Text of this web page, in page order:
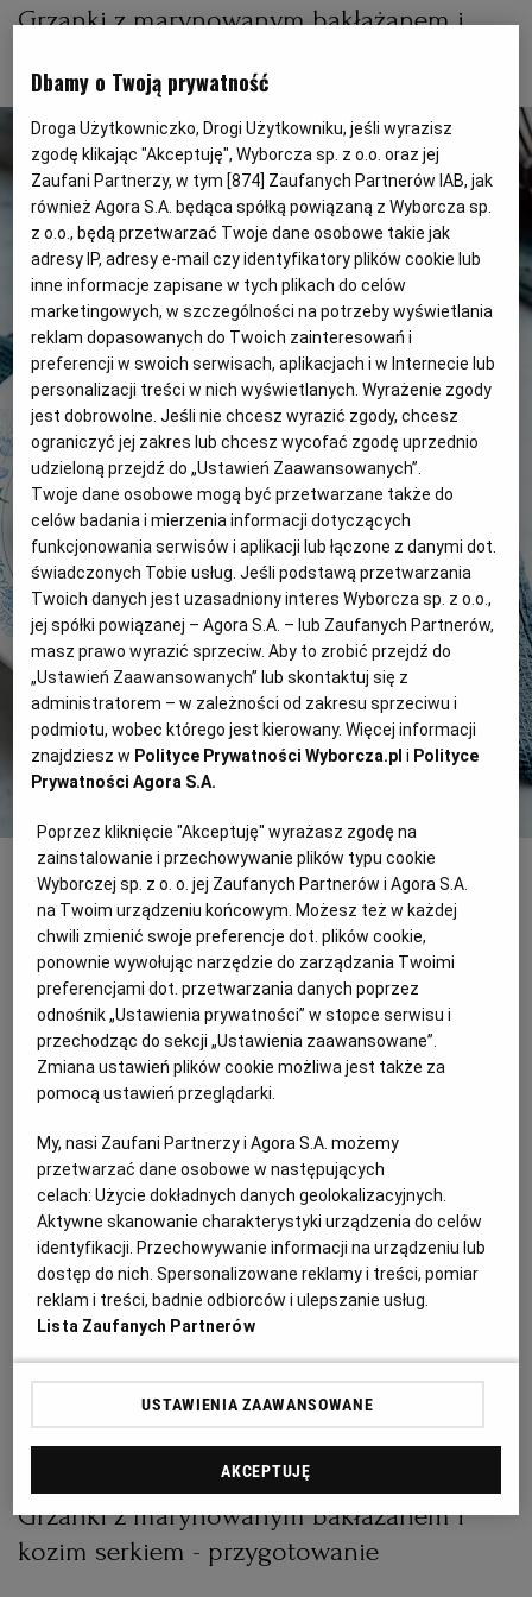
ŁÓDŹ
OLSZTYN
OPOLE
PŁOCK
POZNAŃ
RADOM
RYBNIK
RZESZÓW
SOSNOWIEC
SZCZECIN
TRÓJMIASTO
WAŁBRZYCH
WARSZAWA
WROCŁAW
ZAKOPANE
ZIELONA GÓRA
PUBLIO.PL
KULTURALNYSKLEP.PL
DZIECKO
ZDROWIE
POGODA
PODRÓŻE
WIDEO
FORUM
Grzanki z marynowanym bakłażanem i
Grzanki z marynowanym bakłażanem i kozim serkiemDominikaWojciak
Na 4 porcje
Przygotowanie: 30 minut
Grzanki z marynowanym bakłażanem i
kozim serkiem - składniki
2 średnie bakłażany
100 ml oliwy
100 g ziaren słonecznika
pęczek natki pietruszki
2 łyżki octu z czerwonego wina
4 kromki chleba na zakwasie, najlepiej pszennego lub
100 g koziego twarożku
Grzanki z marynowanym bakłażanem i
kozim serkiem - przygotowanie
Dbamy o Twoją prywatność
Droga Użytkowniczko, Drogi Użytkowniku, jeśli wyrazisz
zgodę klikając "Akceptuję", Wyborcza sp. z o.o. oraz jej
Zaufani Partnerzy, w tym [874] Zaufanych Partnerów IAB, jak
również Agora S.A. będąca spółką powiązaną z Wyborcza sp.
z o.o., będą przetwarzać Twoje dane osobowe takie jak
adresy IP, adresy e-mail czy identyfikatory plików cookie lub
inne informacje zapisane w tych plikach do celów
marketingowych, w szczególności na potrzeby wyświetlania
reklam dopasowanych do Twoich zainteresowań i
preferencji w swoich serwisach, aplikacjach i w Internecie lub
personalizacji treści w nich wyświetlanych. Wyrażenie zgody
jest dobrowolne. Jeśli nie chcesz wyrazić zgody, chcesz
ograniczyć jej zakres lub chcesz wycofać zgodę uprzednio
udzieloną przejdź do „Ustawień Zaawansowanych”.
Twoje dane osobowe mogą być przetwarzane także do
celów badania i mierzenia informacji dotyczących
funkcjonowania serwisów i aplikacji lub łączone z danymi dot.
świadczonych Tobie usług. Jeśli podstawą przetwarzania
Twoich danych jest uzasadniony interes Wyborcza sp. z o.o.,
jej spółki powiązanej – Agora S.A. – lub Zaufanych Partnerów,
masz prawo wyrazić sprzeciw. Aby to zrobić przejdź do
„Ustawień Zaawansowanych” lub skontaktuj się z
administratorem – w zależności od zakresu sprzeciwu i
podmiotu, wobec którego jest kierowany. Więcej informacji
znajdziesz w Polityce Prywatności Wyborcza.pl i Polityce
Prywatności Agora S.A.
Poprzez kliknięcie "Akceptuję" wyrażasz zgodę na
zainstalowanie i przechowywanie plików typu cookie
Wyborczej sp. z o. o. jej Zaufanych Partnerów i Agora S.A.
na Twoim urządzeniu końcowym. Możesz też w każdej
chwili zmienić swoje preferencje dot. plików cookie,
ponownie wywołując narzędzie do zarządzania Twoimi
preferencjami dot. przetwarzania danych poprzez
odnośnik „Ustawienia prywatności” w stopce serwisu i
przechodząc do sekcji „Ustawienia zaawansowane”.
Zmiana ustawień plików cookie możliwa jest także za
pomocą ustawień przeglądarki.
My, nasi Zaufani Partnerzy i Agora S.A. możemy
przetwarzać dane osobowe w następujących
celach:Użycie dokładnych danych geolokalizacyjnych.
Aktywne skanowanie charakterystyki urządzenia do celów
identyfikacji. Przechowywanie informacji na urządzeniu lub
dostęp do nich. Spersonalizowane reklamy i treści, pomiar
reklam i treści, badnie odbiorców i ulepszanie usług.
Lista Zaufanych Partnerów
USTAWIENIA ZAAWANSOWANE
AKCEPTUJĘ